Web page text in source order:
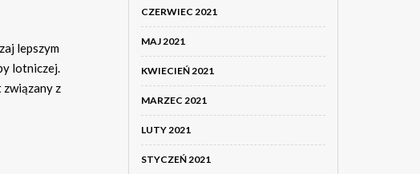
lepszym
lotniczej.
z
CZERWIEC 2021
MAJ 2021
KWIECIEŃ 2021
MARZEC 2021
LUTY 2021
STYCZEŃ 2021